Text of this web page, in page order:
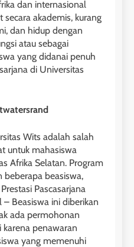
dan internasional
secara akademis, kurang
dan hidup dengan
atau sebagai
yang didanai penuh
di Universitas
Wits adalah salah
untuk mahasiswa
Afrika Selatan. Program
beberapa beasiswa,
Pascasarjana
Beasiswa ini diberikan
ada permohonan
penawaran
yang memenuhi